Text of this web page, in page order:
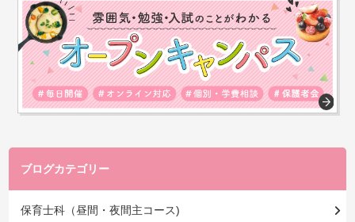
ブログカテゴリー
保育士科（昼間・夜間主コース)